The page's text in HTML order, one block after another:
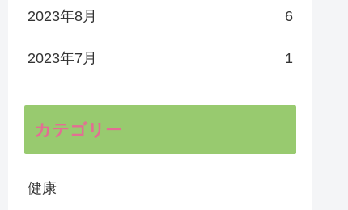
2023年8月 6
2023年7月 1
カテゴリー
健康